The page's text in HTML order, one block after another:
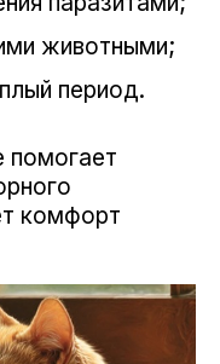
животными;
период.
помогает
комфорт